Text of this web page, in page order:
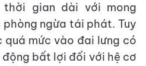
thời gian dài với mong
ngừa tái phát. Tuy
quá mức vào đai lưng có
bất lợi đối với hệ cơ